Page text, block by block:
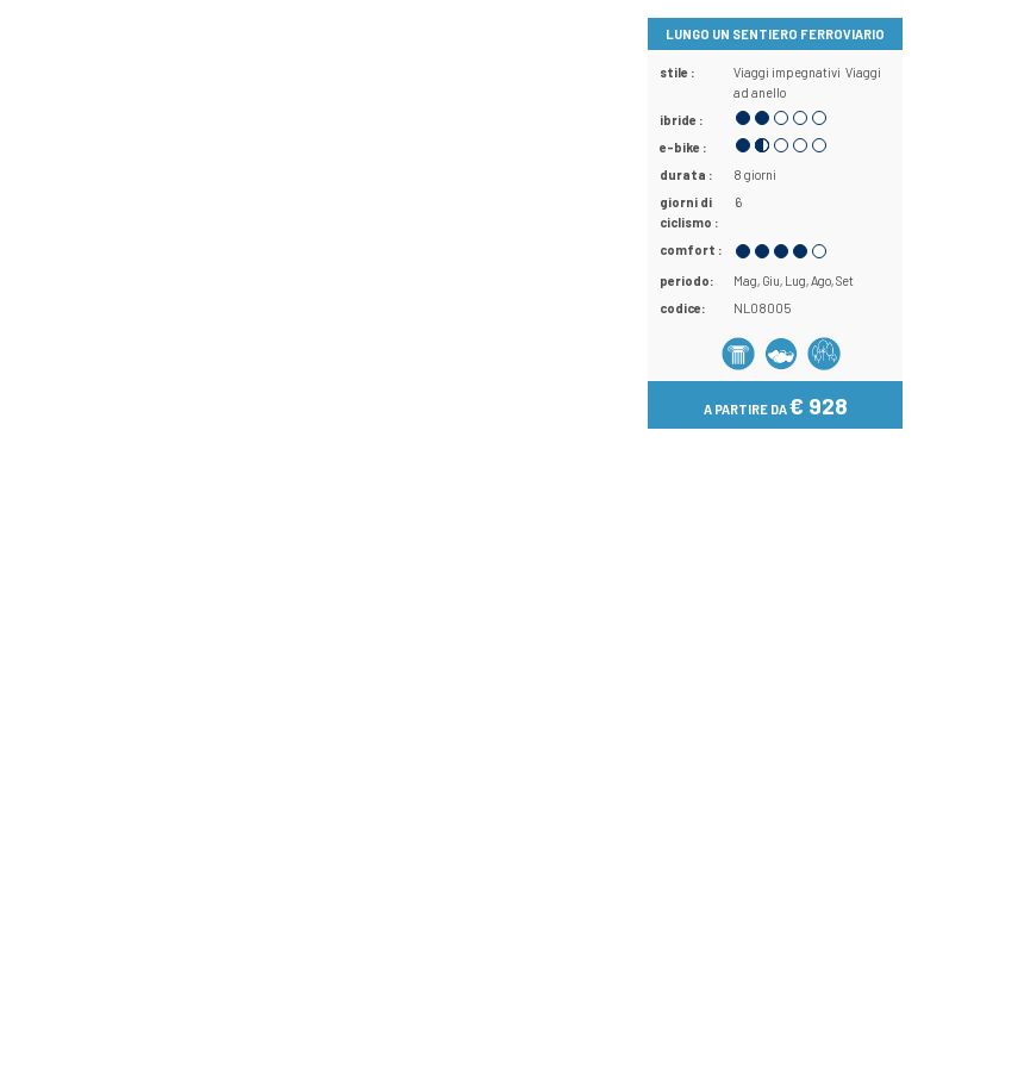
LUNGO UN SENTIERO FERROVIARIO
stile : Viaggi impegnativi Viaggi
ad anello
ibride :
e-bike :
durata :
8 giorni
giorni di
ciclismo :
6
comfort :
periodo:
Mag Giu Lug Ago Set
codice:
NL08005
A PARTIRE DA€ 928